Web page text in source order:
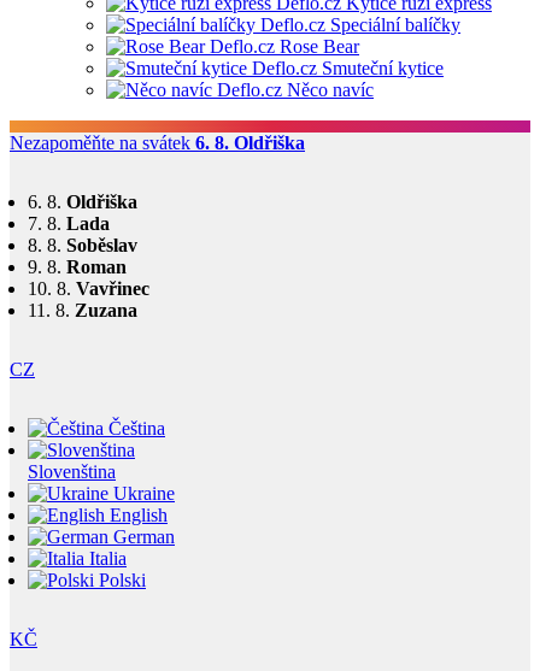
Speciální balíčky
Rose Bear
Smuteční kytice
Něco navíc
Nezapoměňte na svátek 6. 8. Oldřiška
6. 8. Oldřiška
7. 8. Lada
8. 8. Soběslav
9. 8. Roman
10. 8. Vavřinec
11. 8. Zuzana
CZ
Čeština
Slovenština
Ukraine
English
German
Italia
Polski
KČ